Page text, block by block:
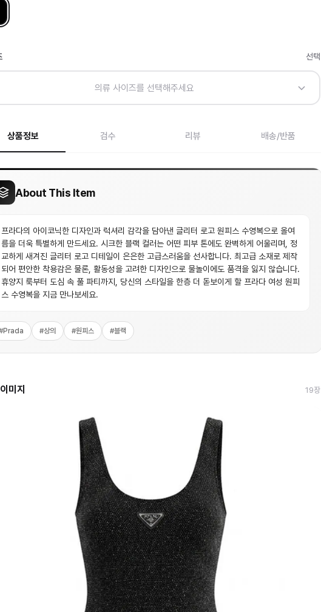
선택
의류 사이즈를 선택해주세요
상품정보 검수 리뷰 배송/반품
About This Item
프라다의 아이코닉한 디자인과 럭셔리 감각을 담아낸 글리터 로고 원피스 수영복으로 올여
름을 더욱 특별하게 만드세요. 시크한 블랙 컬러는 어떤 피부 톤에도 완벽하게 어울리며, 정
교하게 새겨진 글리터 로고 디테일이 은은한 고급스러움을 선사합니다. 최고급 소재로 제작
되어 편안한 착용감은 물론, 활동성을 고려한 디자인으로 물놀이에도 품격을 잃지 않습니다.
휴양지 룩부터 도심 속 풀 파티까지, 당신의 스타일을 한층 더 돋보이게 할 프라다 여성 원피
스 수영복을 지금 만나보세요.
Prada #상의 #원피스 #블랙
미지 19장